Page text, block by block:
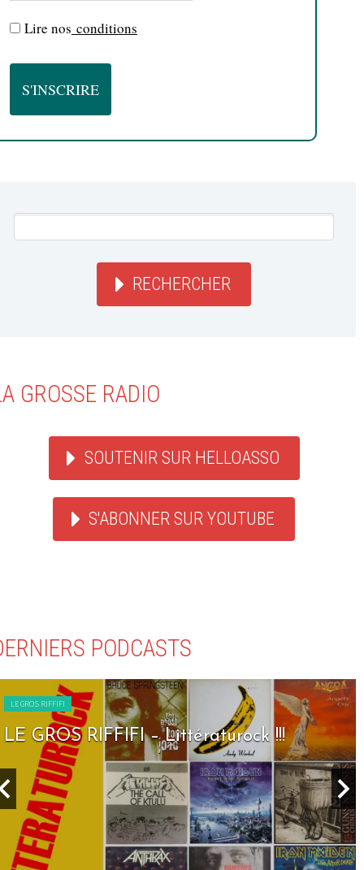
Lire nos conditions
RECHERCHER
GROSSE RADIO
SOUTENIR SUR HELLOASSO
S'ABONNER SUR YOUTUBE
PODCASTS
LE GROS RIFFIFI
LE GROS RIFFIFI – Seven Days To Rock !!!